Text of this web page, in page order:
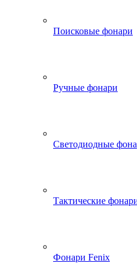
Поисковые фонари
Ручные фонари
Светодиодные
Тактические
Фонари Fenix